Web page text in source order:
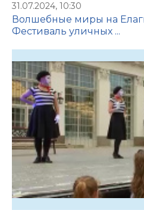
31.07.2024, 10:30
Волшебные миры на
Фестиваль уличных ...